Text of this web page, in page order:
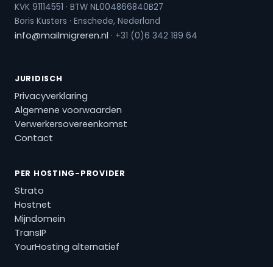
KVK 91114551 · BTW NL004866840B27
Boris Kusters · Enschede, Nederland
info@mailmigreren.nl · +31 (0)6 342 189 64
JURIDISCH
Privacyverklaring
Algemene voorwaarden
Verwerkersovereenkomst
Contact
PER HOSTING-PROVIDER
Strato
Hostnet
Mijndomein
TransIP
YourHosting alternatief